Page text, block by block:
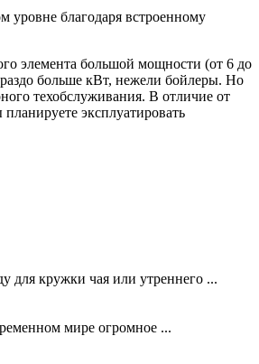
уровне благодаря встроенному
элемента большой мощности (от 6 до
больше кВт, нежели бойлеры. Но
техобслуживания. В отличие от
эксплуатировать
для кружки чая или утреннего ...
мире огромное ...